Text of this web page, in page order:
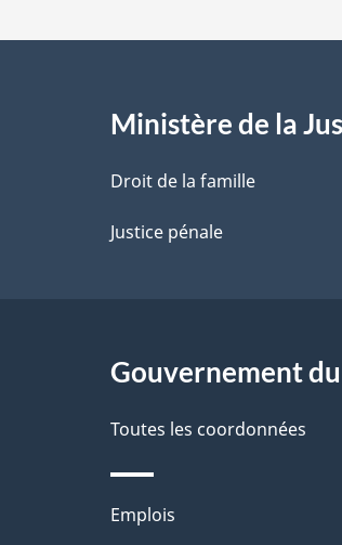
l
a
p
e
Ministère de la
Droit de la famille
Justice pénale
Gouvernement
Toutes les coordonnées
Thèmes
Emplois